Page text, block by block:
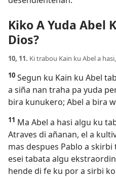
Kiko A Yuda Abel
Dios?
10, 11. Ki trabou Kain ku Abel a
10 Segun ku Kain ku Abel
a siña nan traha pa yuda
bira kunukero; Abel a bira
11 Ma Abel a hasi algu ku
Atraves di añanan, el a
mas despues Pablo a
esei tabata algu
hende di fe ku por a sirbi